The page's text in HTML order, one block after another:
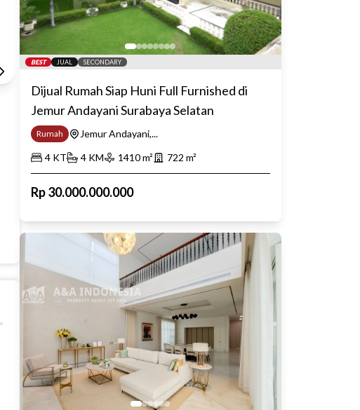
BEST JUAL SECONDARY
Dijual Rumah Siap Huni Full Furnished di
Jemur Andayani Surabaya Selatan
Rumah
Jemur Andayani,...
4KT 4KM 1410m² 722 m²
Rp30.000.000.000